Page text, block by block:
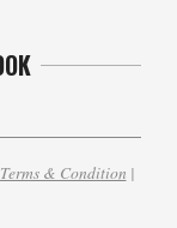
Terms & Condition |